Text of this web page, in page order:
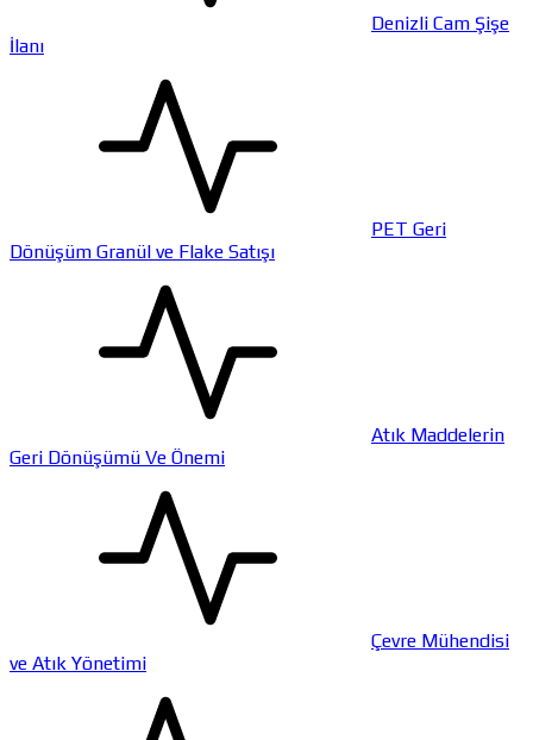
Denizli Cam Şişe
İlanı
PET Geri
Dönüşüm Granül ve Flake Satışı
Atık Maddelerin
Geri Dönüşümü Ve Önemi
Çevre Mühendisi
ve Atık Yönetimi